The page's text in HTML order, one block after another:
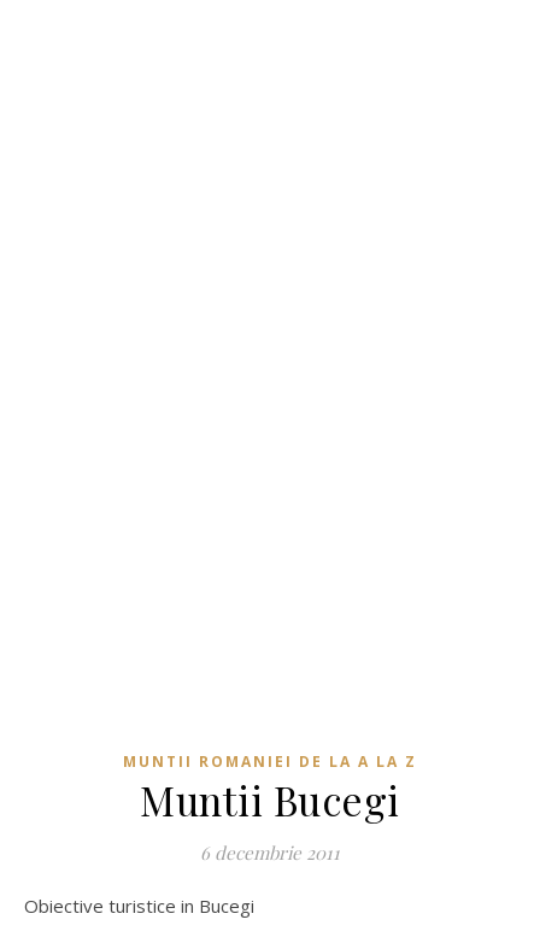
MUNTII ROMANIEI DE LA A LA Z
Muntii Bucegi
6 decembrie 2011
Obiective turistice in Bucegi